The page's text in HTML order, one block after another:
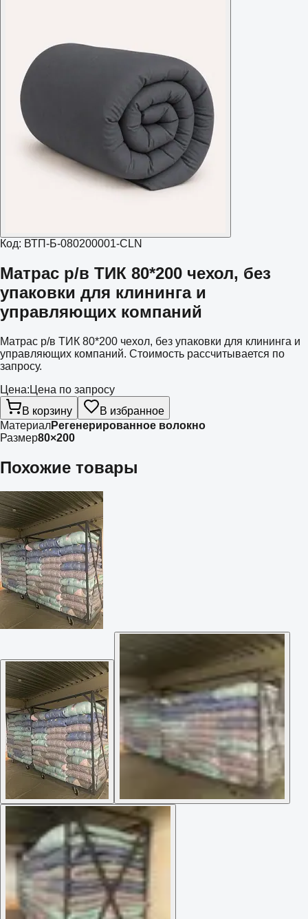
Код: ВТП-Б-080200001-CLN
Матрас р/в ТИК 80*200 чехол, без
упаковки для клининга и
управляющих компаний
Матрас р/в ТИК 80*200 чехол, без упаковки для клининга и
управляющих компаний. Стоимость рассчитывается по
запросу.
Цена: Цена по запросу
В корзину
В избранное
МатериалРегенерированное волокно
Размер80×200
Похожие товары